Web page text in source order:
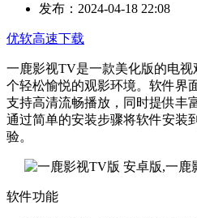
发布： 2024-04-18 22:08
优软高速下载
一鹿影视TV是一款美化版的电
个轻松愉悦的观影环境。软件界
支持高清流畅播放，同时提供丰
通过简单的安装步骤将软件安装
验。
软件功能